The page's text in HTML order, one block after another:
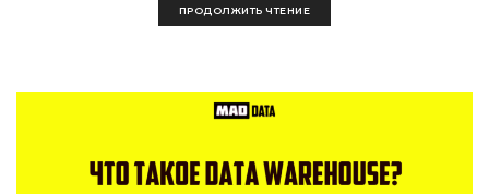
ПРОДОЛЖИТЬ ЧТЕНИЕ